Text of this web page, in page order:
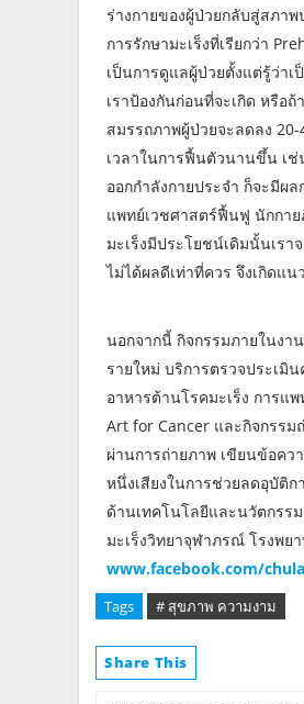
ร่างกายของผู้ป่วยกลับสู่สภา
การรักษามะเร็งที่เรียกว่า
เป็นการดูแลผู้ป่วยตั้งแต่รู้ว่าเ
เราป้องกันก่อนที่จะเกิด หรือ
สมรรถภาพผู้ป่วยจะลดลง
เวลาในการฟื้นตัวนานขึ้น เช่
ออกกำลังกายประจำ ก็จะมีผ
แพทย์เวชศาสตร์ฟื้นฟู นักกา
มะเร็งมีประโยชน์เดิมนั้นเรา
ไม่ได้ผลดีเท่าที่ควร จึงเกิดแ
นอกจากนี้ กิจกรรมภายในงา
รายใหม่ บริการตรวจประเมิ
อาหารต้านโรคมะเร็ง การแ
Art for Cancer และกิจกรรม
ผ่านการถ่ายภาพ เขียนข้อคว
หนึ่งเสียงในการช่วยลดอุบัติ
ด้านเทคโนโลยีและนวัตกรร
มะเร็งวิทยาจุฬาภรณ์ โรงพย
www.facebook.com/
Tags # สุขภาพ ความงาม
Share This